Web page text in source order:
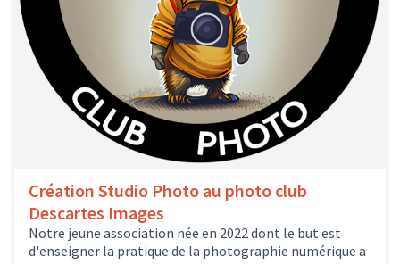
Création Studio Photo au photo club
Descartes Images
Notre jeune association née en 2022 dont le but est
d'enseigner la pratique de la photographie numérique a